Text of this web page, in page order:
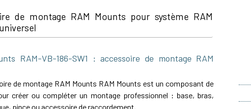
de montage RAM Mounts pour système RAM
RAM-VB-186-SW1 : accessoire de montage RAM
de montage RAM Mounts RAM Mounts est un composant de
créer ou compléter un montage professionnel : base, bras,
pince ou accessoire de raccordement.